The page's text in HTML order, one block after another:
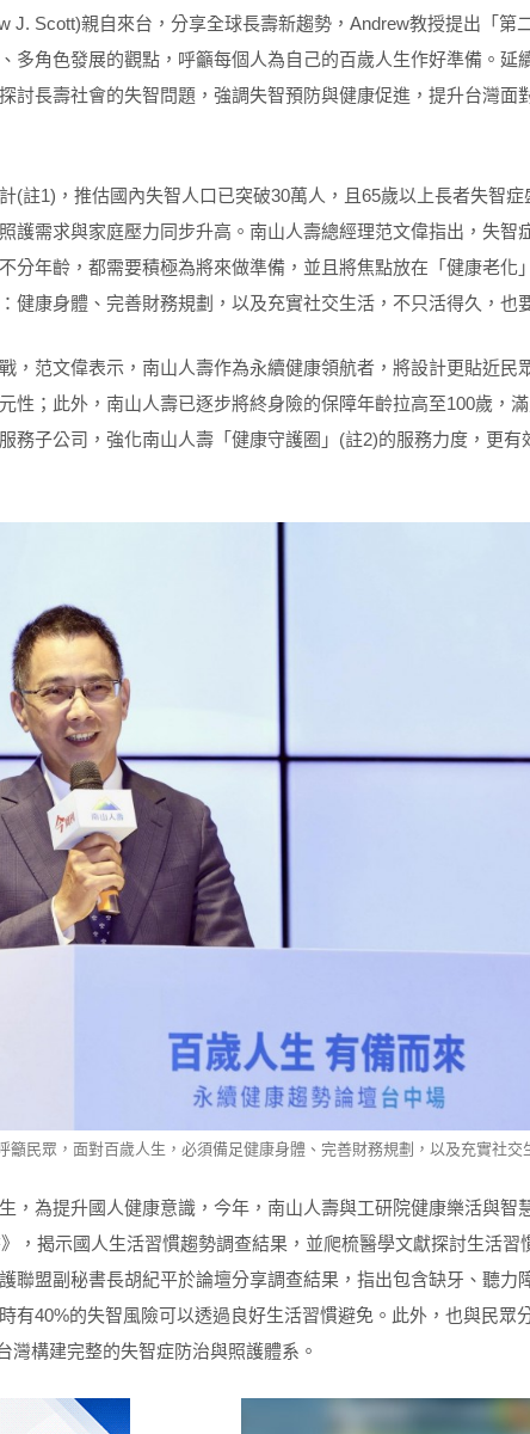
J. Scott)親自來台，分享全球長壽新趨勢，Andrew教授提出「第
多角色發展的觀點，呼籲每個人為自己的百歲人生作好準備。延
討長壽社會的失智問題，強調失智預防與健康促進，提升台灣面
(註1)，推估國內失智人口已突破30萬人，且65歲以上長者失智症
護需求與家庭壓力同步升高。南山人壽總經理范文偉指出，失智
分年齡，都需要積極為將來做準備，並且將焦點放在「健康老化
健康身體、完善財務規劃，以及充實社交生活，不只活得久，也
，范文偉表示，南山人壽作為永續健康領航者，將設計更貼近民
性；此外，南山人壽已逐步將終身險的保障年齡拉高至100歲，
務子公司，強化南山人壽「健康守護圈」(註2)的服務力度，更有
籲民眾，面對百歲人生，必須備足健康身體、完善財務規劃，以及充實社交
，為提升國人健康意識，今年，南山人壽與工研院健康樂活與智
，揭示國人生活習慣趨勢調查結果，並爬梳醫學文獻探討生活習
聯盟副秘書長胡紀平於論壇分享調查結果，指出包含缺牙、聽力
有40%的失智風險可以透過良好生活習慣避免。此外，也與民眾
灣構建完整的失智症防治與照護體系。